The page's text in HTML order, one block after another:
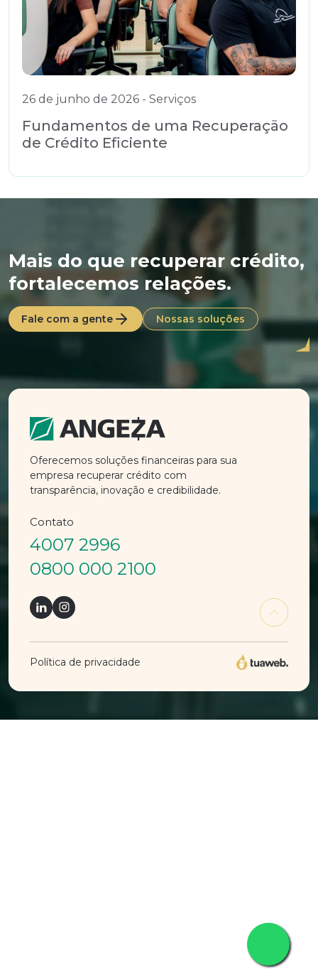
26 de junho de 2026 - Serviços
Fundamentos de uma Recuperação
de Crédito Eficiente
Mais do que recuperar crédito,
fortalecemos relações.
Fale com a gente Nossas soluções
Oferecemos soluções financeiras para sua
empresa recuperar crédito com
transparência, inovação e credibilidade.
Contato
4007 2996
0800 000 2100
Política de privacidade